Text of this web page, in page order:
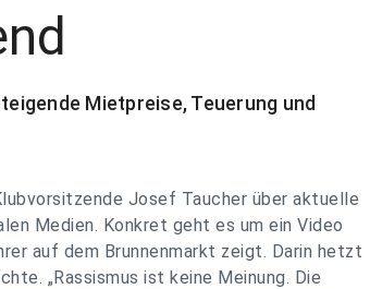
Mietpreise, Teuerung und
Josef Taucher über aktuelle
Medien. Konkret geht es um ein Video
auf dem Brunnenmarkt zeigt. Darin hetzt
„Rassismus ist keine Meinung. Die